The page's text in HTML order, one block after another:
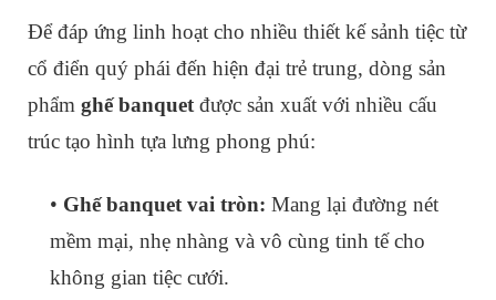
Để đáp ứng linh hoạt cho nhiều thiết kế sảnh tiệc từ
cổ điển quý phái đến hiện đại trẻ trung, dòng sản
phẩm ghế banquet được sản xuất với nhiều cấu
trúc tạo hình tựa lưng phong phú:
• Ghế banquet vai tròn: Mang lại đường nét
mềm mại, nhẹ nhàng và vô cùng tinh tế cho
không gian tiệc cưới.